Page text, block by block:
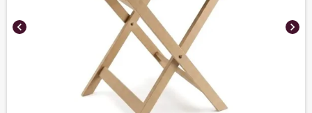
chevron_left chevron_right